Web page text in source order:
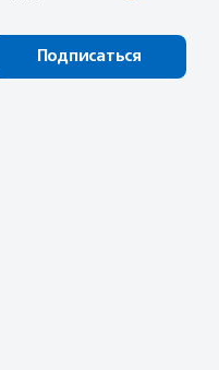
Подписаться